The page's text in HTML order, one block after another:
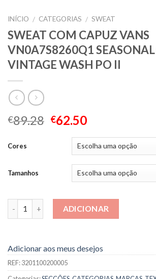
INÍCIO / CATEGORIAS / SWEAT
SWEAT COM CAPUZ VANS
VN0A7S8260Q1
VINTAGE WASH PO II
€89.28 €62.50
Cores
Tamanhos
Quantidade ADICIONAR
Adicionar aos meus desejos
REF:3201100200005